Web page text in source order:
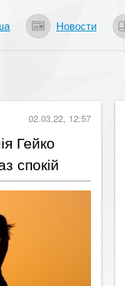
Новости
02.03.22, 12:57
Гейко
спокій